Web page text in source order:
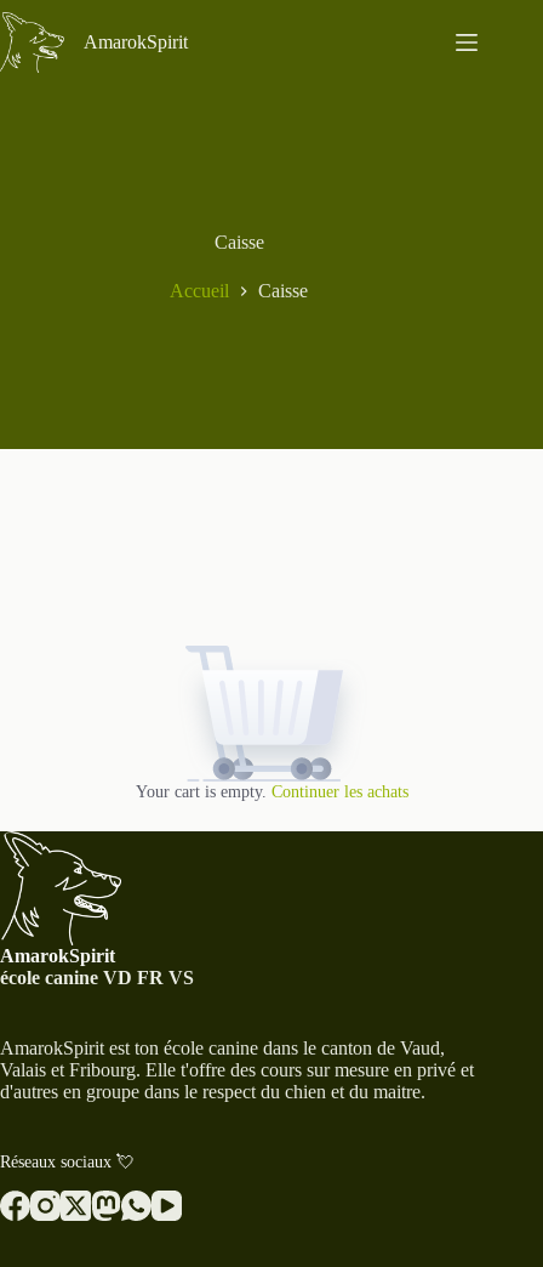
Passer
au
contenu
AmarokSpirit
Caisse
Accueil Caisse
Your cart is empty. Continuer les achats
AmarokSpirit
école canine VD FR VS
AmarokSpirit est ton école canine dans le canton de Vaud,
Valais et Fribourg. Elle t'offre des cours sur mesure en privé et
d'autres en groupe dans le respect du chien et du maitre.
Réseaux sociaux 💘